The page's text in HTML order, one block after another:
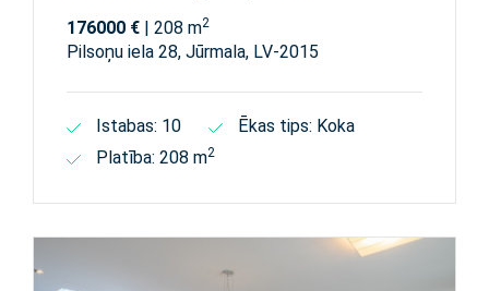
176000 € | 208 m2
Pilsoņu iela 28, Jūrmala, LV-2015
Istabas: 10
Ēkas tips: Koka
Platība: 208 m2